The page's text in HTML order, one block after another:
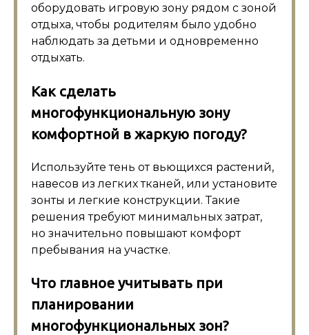
оборудовать игровую зону рядом с зоной
отдыха, чтобы родителям было удобно
наблюдать за детьми и одновременно
отдыхать.
Как сделать
многофункциональную зону
комфортной в жаркую погоду?
Используйте тень от вьющихся растений,
навесов из легких тканей, или установите
зонты и легкие конструкции. Такие
решения требуют минимальных затрат,
но значительно повышают комфорт
пребывания на участке.
Что главное учитывать при
планировании
многофункциональных зон?